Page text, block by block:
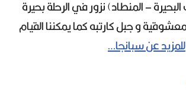
– المنطاد) نزور في الرحلة بحيرة
و جبل كارتبه كما يمكننا القيام
للمزيد عن سبانجا…